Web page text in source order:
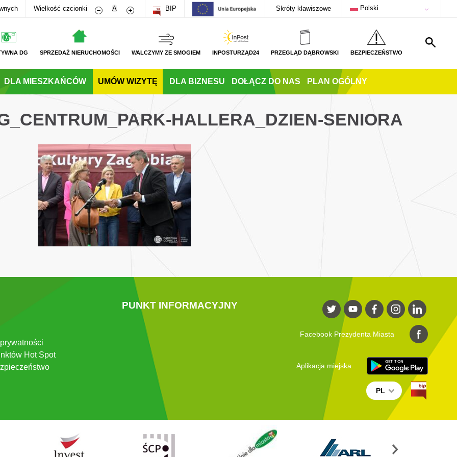
Wielkość czcionki Zmniejsz rozmiar czcionki
A Zwiększ rozmiar czcionki
BIP Skróty klawiszowe Polski
DG SPRZEDAŻ NIERUCHOMOŚCI WALCZYMY ZE SMOGIEM INPOSTURZĄD24 PRZEGLĄD DĄBROWSKI BEZPIECZEŃSTWO
DLA MIESZKAŃCÓW UMÓW WIZYTĘ DLA BIZNESU DOŁĄCZ DO NAS PLAN OGÓLNY
HALLERA_DZIEN-SENIORA
Hot Spot
PUNKT INFORMACYJNY
Facebook Prezydenta Miasta
Aplikacja miejska
PL